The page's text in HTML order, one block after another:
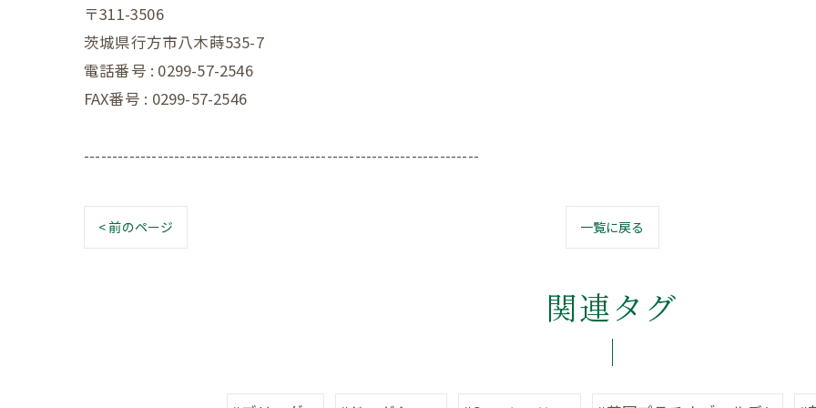
〒311-3506
茨城県行方市八木蒔535-7
電話番号 : 0299-57-2546
FAX番号 : 0299-57-2546
----------------------------------------------------------------------
< 前のページ 一覧に戻る
関連タグ